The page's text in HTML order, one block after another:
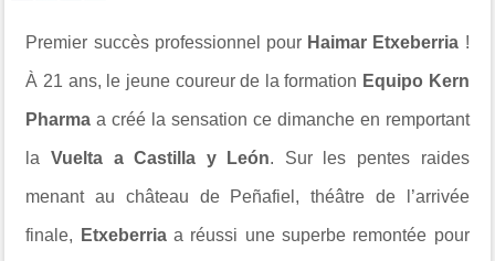
Premier succès professionnel pour Haimar Etxeberria !
À 21 ans, le jeune coureur de la formation Equipo Kern
Pharma a créé la sensation ce dimanche en remportant
laVuelta a Castilla y León. Sur les pentes raides
menant au château de Peñafiel, théâtre de l’arrivée
finale, Etxeberriaa réussi une superbe remontée pour